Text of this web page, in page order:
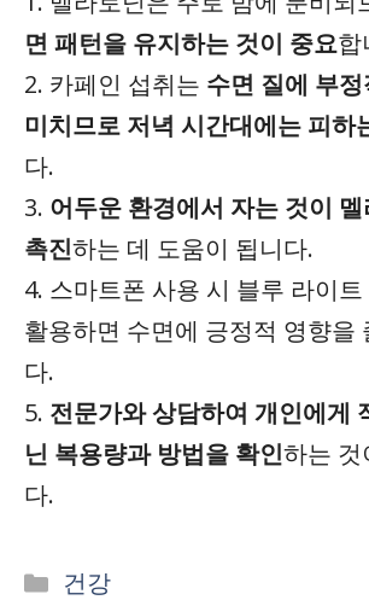
면 패턴을 유지하는 것이 중요합
2. 카페인 섭취는 수면 질에 부
미치므로 저녁 시간대에는 피하
다.
3. 어두운 환경에서 자는 것이
촉진하는 데 도움이 됩니다.
4. 스마트폰 사용 시 블루 라이
활용하면 수면에 긍정적 영향을
다.
5. 전문가와 상담하여 개인에게
닌 복용량과 방법을 확인하는 것
다.
Categories
건강